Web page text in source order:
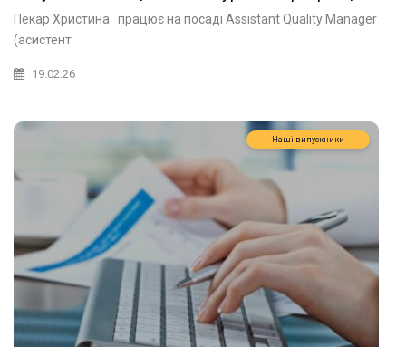
Пекар Христина працює на посаді Assistant Quality Manager
(асистент
19.02.26
Наші випускники